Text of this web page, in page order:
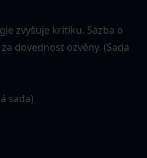
zvyšuje kritiku. Sazba o
dovednost ozvěny. (Sada
sada)